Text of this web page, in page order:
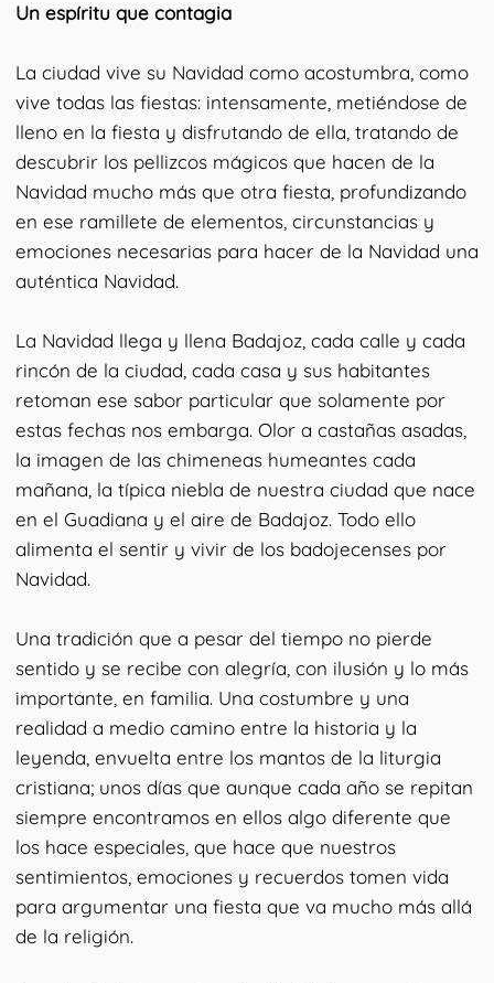
Un espíritu que contagia
La ciudad vive su Navidad como acostumbra, como
vive todas las fiestas: intensamente, metiéndose de
lleno en la fiesta y disfrutando de ella, tratando de
descubrir los pellizcos mágicos que hacen de la
Navidad mucho más que otra fiesta, profundizando
en ese ramillete de elementos, circunstancias y
emociones necesarias para hacer de la Navidad una
auténtica Navidad.
La Navidad llega y llena Badajoz, cada calle y cada
rincón de la ciudad, cada casa y sus habitantes
retoman ese sabor particular que solamente por
estas fechas nos embarga. Olor a castañas asadas,
la imagen de las chimeneas humeantes cada
mañana, la típica niebla de nuestra ciudad que nace
en el Guadiana y el aire de Badajoz. Todo ello
alimenta el sentir y vivir de los badojecenses por
Navidad.
Una tradición que a pesar del tiempo no pierde
sentido y se recibe con alegría, con ilusión y lo más
importante, en familia. Una costumbre y una
realidad a medio camino entre la historia y la
leyenda, envuelta entre los mantos de la liturgia
cristiana; unos días que aunque cada año se repitan
siempre encontramos en ellos algo diferente que
los hace especiales, que hace que nuestros
sentimientos, emociones y recuerdos tomen vida
para argumentar una fiesta que va mucho más allá
de la religión.